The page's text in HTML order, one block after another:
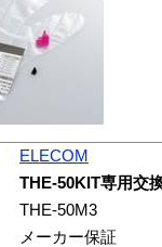
ELECOM
THE-50KIT専用交
THE-50M3
メーカー保証